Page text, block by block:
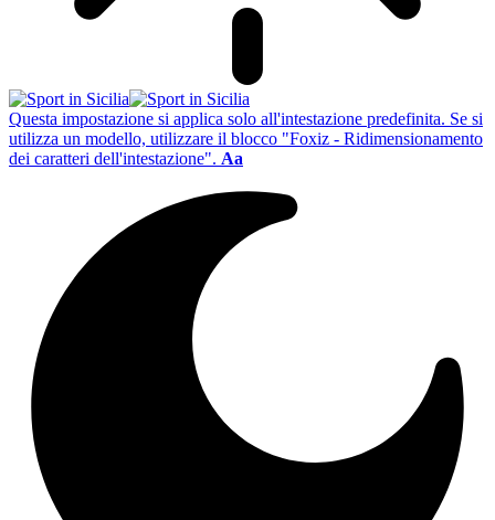
Questa impostazione si applica solo all'intestazione predefinita. Se si
utilizza un modello, utilizzare il blocco "Foxiz - Ridimensionamento
dei caratteri dell'intestazione". Aa